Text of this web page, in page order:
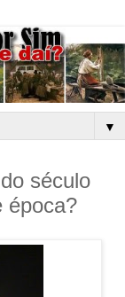
▼
século
época?